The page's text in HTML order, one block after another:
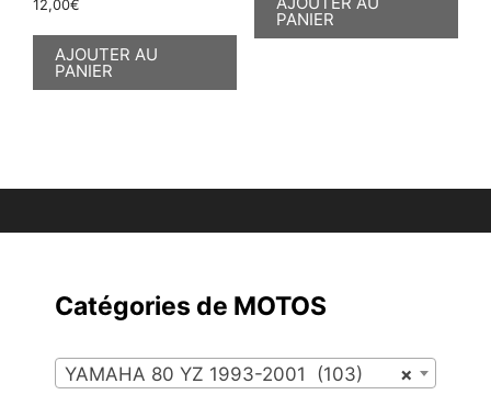
12,00€
AJOUTER AU
PANIER
PANIER
Catégories de MOTOS
×
YAMAHA 80 YZ 1993-2001 (103)